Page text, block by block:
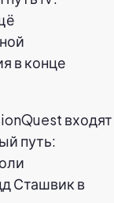
в конце
входят
путь:
Сташвик в